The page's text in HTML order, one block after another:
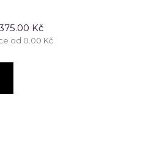
Kč
od 0.00 Kč